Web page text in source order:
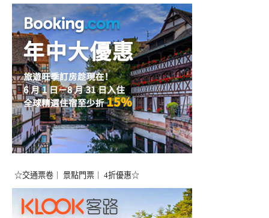
☆交通票卷｜ 景點門票｜ 4折優惠☆